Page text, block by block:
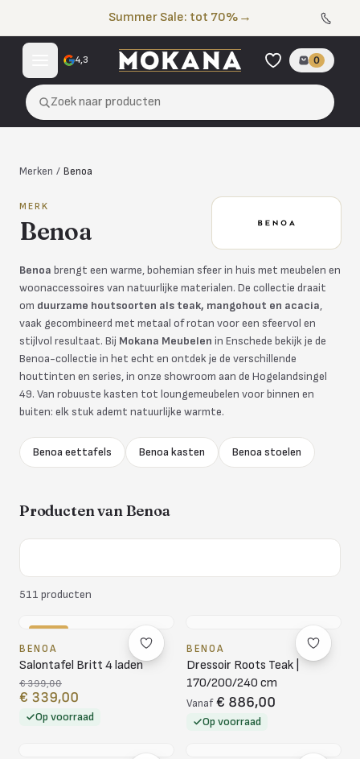
Summer Sale: tot 70% →
4,3 0
Zoek naar producten
Merken / Benoa
MERK
Benoa
Benoa brengt een warme, bohemian sfeer in huis met meubelen en
woonaccessoires van natuurlijke materialen. De collectie draait
om duurzame houtsoorten als teak, mangohout en acacia,
vaak gecombineerd met metaal of rotan voor een sfeervol en
stijlvol resultaat. Bij Mokana Meubelen in Enschede bekijk je de
Benoa-collectie in het echt en ontdek je de verschillende
houttinten en series, in onze showroom aan de Hogelandsingel
49. Van robuuste kasten tot loungemeubelen voor binnen en
buiten: elk stuk ademt natuurlijke warmte.
Benoa eettafels Benoa kasten Benoa stoelen
Producten vanBenoa
511 producten
BENOA
Salontafel Britt 4 laden
€ 399,00
€ 339,00
Op voorraad
BENOA
Dressoir Roots Teak |
170/200/240 cm
Vanaf € 886,00
Op voorraad